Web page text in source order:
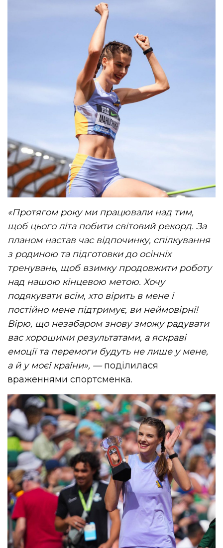
«Протягом року ми працювали над тим,
щоб цього літа побити світовий рекорд. За
планом настав час відпочинку, спілкування
з родиною та підготовки до осінніх
тренувань, щоб взимку продовжити роботу
над нашою кінцевою метою. Хочу
подякувати всім, хто вірить в мене і
постійно мене підтримує, ви неймовірні!
Вірю, що незабаром знову зможу радувати
вас хорошими результатами, а яскраві
емоції та перемоги будуть не лише у мене,
а й у моєї країни», —поділилася
враженнями спортсменка.